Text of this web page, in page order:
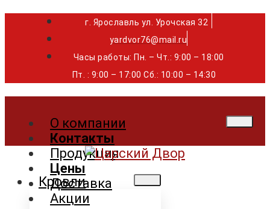
г. Ярославль ул. Урочская 32 ⁣⁣⁣⁣
yardvor76@mail.ru
Часы работы: Пн. – Чт.: 9:00 – 18:00
Пт. : 9:00 – 17:00 Сб.: 10:00 – 14:30
О компании
Контакты
Продукция
Цены
Доставка
Акции
Кровли